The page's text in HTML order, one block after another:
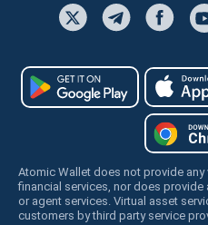
Atomic Wallet does not provide any
financial services, nor does
or agent services. Virtual asset
customers by third party service